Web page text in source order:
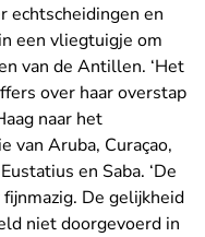
echtscheidingen en
een vliegtuigje om
van de Antillen. ‘Het
over haar overstap
naar het
van Aruba, Curaçao,
en Saba. ‘De
De gelijkheid
niet doorgevoerd in